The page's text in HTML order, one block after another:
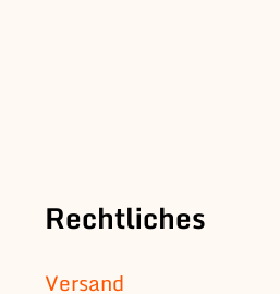
Rechtliches
Versand